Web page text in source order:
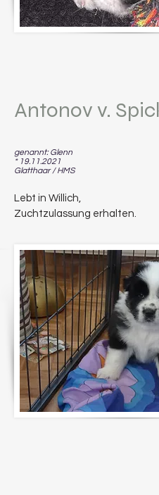
Antonov v.
genannt: Glenn
* 19.11.2021
Glatthaar / HMS
Lebt in Willich,
Zuchtzulassung erhalten.